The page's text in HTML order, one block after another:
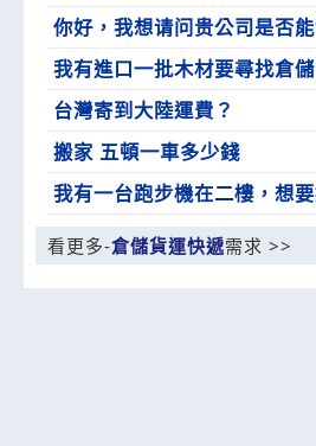
你好，我想请问贵公司是否
我有進口一批木材要尋找倉儲
台灣寄到大陸運費？
搬家 五頓一車多少錢
我有一台跑步機在二樓，想
看更多-倉儲貨運快遞需求 >>